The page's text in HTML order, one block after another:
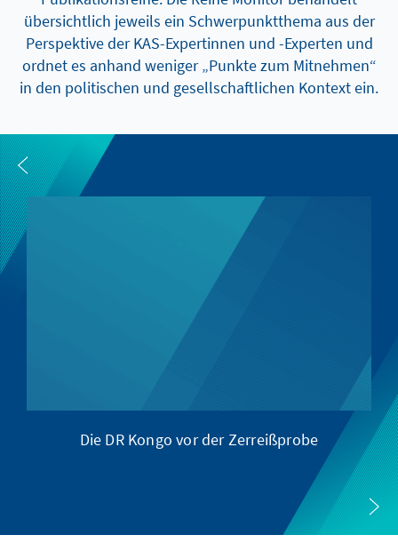
übersichtlich jeweils ein Schwerpunktthema aus der
Perspektive der KAS-Expertinnen und -Experten und
ordnet es anhand weniger „Punkte zum Mitnehmen“
in den politischen und gesellschaftlichen Kontext ein.
Die DR Kongo vor der Zerreißprobe